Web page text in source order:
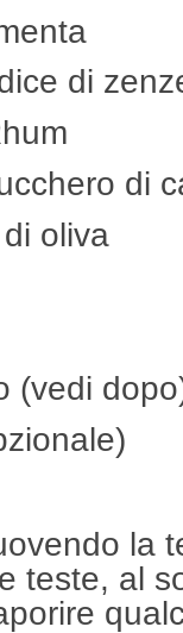
di
di
oliva
(vedi
la
teste, al